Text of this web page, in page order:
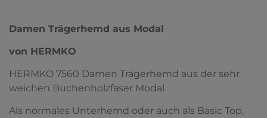
Damen Trägerhemd aus Modal
von HERMKO
HERMKO 7560 Damen Trägerhemd aus der sehr
weichen Buchenholzfaser Modal
Als normales Unterhemd oder auch als Basic Top,